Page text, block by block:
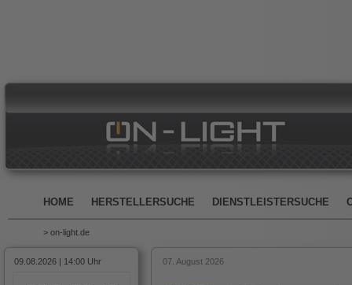
HOME HERSTELLERSUCHE DIENSTLEISTERSUCHE
> on-light.de
09.08.2026 | 14:00 Uhr 07. August 2026